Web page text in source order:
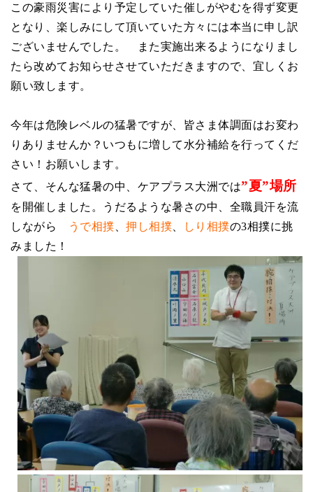
この豪雨災害により予定していた催しがやむを得ず変更
となり、楽しみにして頂いていた方々には本当に申し訳
ございませんでした。 また実施出来るようになりまし
たら改めてお知らせさせていただきますので、宜しくお
願い致します。
今年は危険レベルの猛暑ですが、皆さま体調面はお変わ
りありませんか？いつもに増して水分補給を行ってくだ
さい！お願いします。
さて、そんな猛暑の中、ケアプラス大洲では”夏”場所
を開催しました。うだるような暑さの中、全職員汗を流
しながら
うで相撲 、押し相撲 しり相撲の3相撲に挑
みました！